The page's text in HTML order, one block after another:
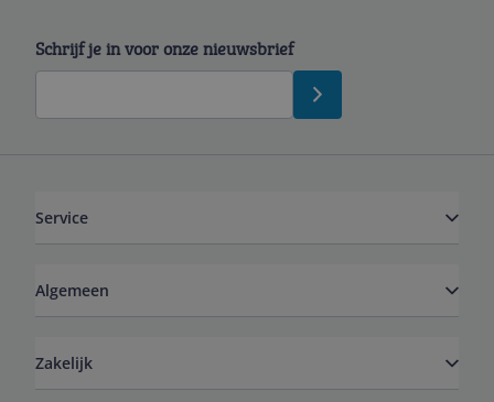
Schrijf je in voor onze nieuwsbrief
Service
Algemeen
Zakelijk